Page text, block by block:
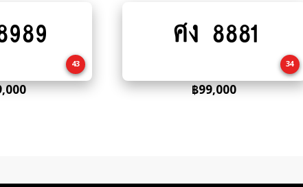
to
43
to
ศง 8881
34
฿99,000